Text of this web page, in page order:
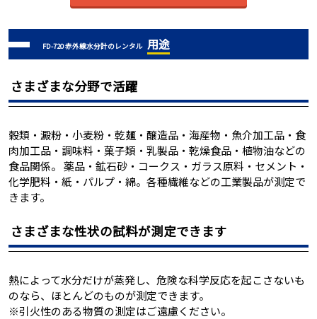
FD-720 赤外線水分計のレンタル 用途
さまざまな分野で活躍
穀類・澱粉・小麦粉・乾麺・醸造品・海産物・魚介加工品・食
肉加工品・調味料・菓子類・乳製品・乾燥食品・植物油などの
食品関係。 薬品・鉱石砂・コークス・ガラス原料・セメント・
化学肥料・紙・パルプ・綿。各種繊維などの工業製品が測定で
きます。
さまざまな性状の試料が測定できます
熱によって水分だけが蒸発し、危険な科学反応を起こさないも
のなら、ほとんどのものが測定できます。
※引火性のある物質の測定はご遠慮ください。